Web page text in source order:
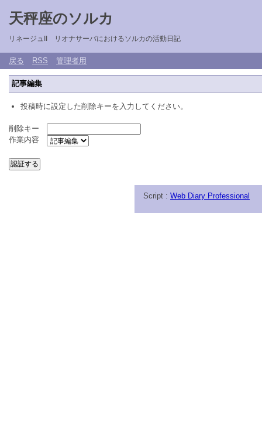
天秤座のソルカ
リネージュII リオナサーバにおけるソルカの活動日記
戻る RSS 管理者用
記事編集
投稿時に設定した削除キーを入力してください。
削除キー
作業内容
Script : Web Diary Professional